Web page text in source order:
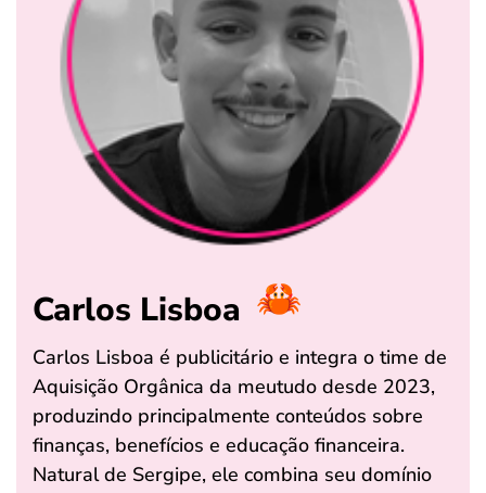
Carlos Lisboa
Carlos Lisboa é publicitário e integra o time de
Aquisição Orgânica da meutudo desde 2023,
produzindo principalmente conteúdos sobre
finanças, benefícios e educação financeira.
Natural de Sergipe, ele combina seu domínio